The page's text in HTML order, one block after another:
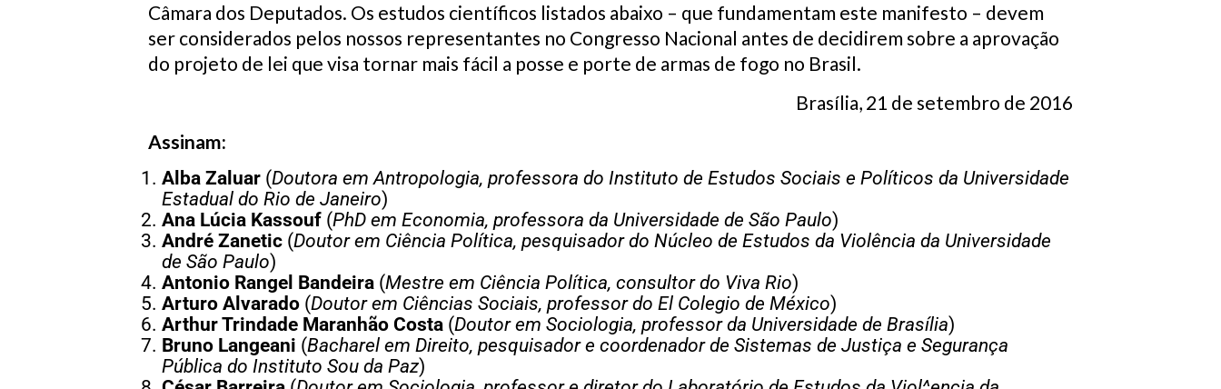
Câmara dos Deputados. Os estudos científicos listados abaixo – que fundamentam este manifesto – devem
ser considerados pelos nossos representantes no Congresso Nacional antes de decidirem sobre a aprovação
do projeto de lei que visa tornar mais fácil a posse e porte de armas de fogo no Brasil.
Brasília, 21 de setembro de 2016
Assinam:
Alba Zaluar (Doutora em Antropologia, professora do Instituto de Estudos Sociais e Políticos da Universidade
Estadual do Rio de Janeiro)
Ana Lúcia Kassouf (PhD em Economia, professora da Universidade de São Paulo)
André Zanetic (Doutor em Ciência Política, pesquisador do Núcleo de Estudos da Violência da Universidade
de São Paulo)
Antonio Rangel Bandeira (Mestre em Ciência Política, consultor do Viva Rio)
Arturo Alvarado (Doutor em Ciências Sociais, professor do El Colegio de México)
Arthur Trindade Maranhão Costa (Doutor em Sociologia, professor da Universidade de Brasília)
Bruno Langeani (Bacharel em Direito, pesquisador e coordenador de Sistemas de Justiça e Segurança
Pública do Instituto Sou da Paz)